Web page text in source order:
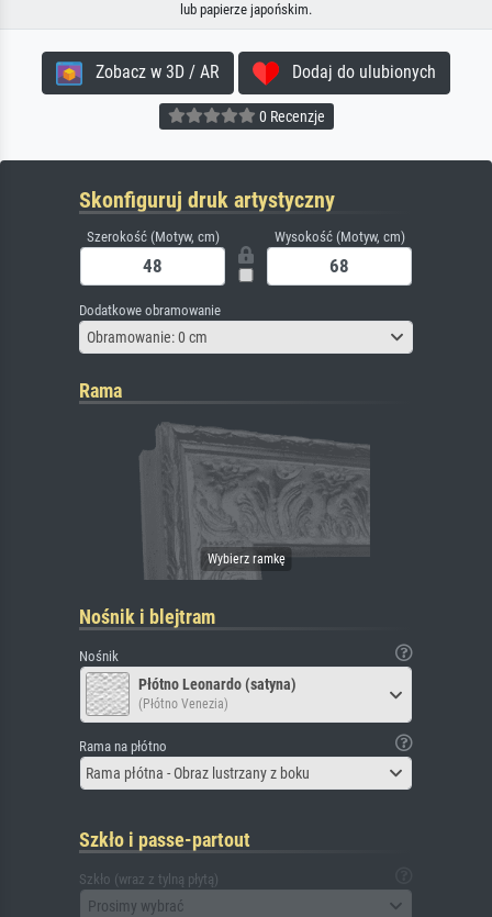
lub papierze japońskim.
Zobacz w 3D / AR Dodaj do ulubionych
0 Recenzje
Skonfiguruj druk artystyczny
Szerokość (Motyw, cm) Wysokość (Motyw, cm)
Dodatkowe obramowanie
Obramowanie: 0 cm
Rama
Nośnik i blejtram
Nośnik
Płótno Leonardo (satyna)
(Płótno Venezia)
Rama na płótno
Rama płótna - Obraz lustrzany z boku
Szkło i passe-partout
Szkło (wraz z tylną płytą)
Prosimy wybrać